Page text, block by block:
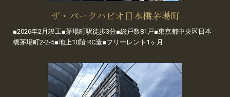
ザ・パークハビオ日本橋茅場町
■2026年2月竣工■茅場町駅徒歩3分■総戸数81戸■東京都中央区日本
橋茅場町2-2-5■地上10階 RC造■フリーレント1ヶ月